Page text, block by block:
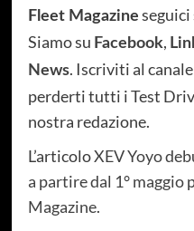
Fleet Magazine
Siamo su Facebook,
News. Iscriviti al canale
perderti tutti i Test
nostra redazione.
L’articoloXEV Yoyo
a partire dal 1° maggio
Magazine.